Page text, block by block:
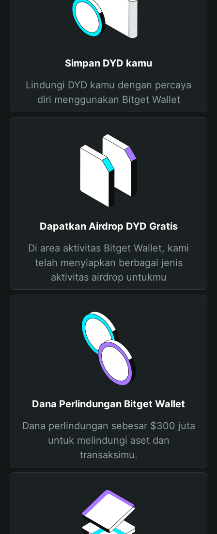
Simpan DYD kamu
Lindungi DYD kamu dengan percaya
diri menggunakan Bitget Wallet
Dapatkan Airdrop DYD Gratis
Di area aktivitas Bitget Wallet, kami
telah menyiapkan berbagai jenis
aktivitas airdrop untukmu
Dana Perlindungan Bitget Wallet
Dana perlindungan sebesar $300 juta
untuk melindungi aset dan
transaksimu.